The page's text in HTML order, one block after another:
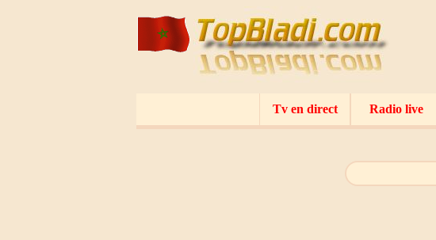
Tv en direct Radio live